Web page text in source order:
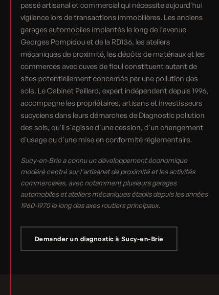
passé artisanal et commercial qui nécessite aujourd'hui
vigilance lors de transactions immobilières. Les anciens
garages automobiles implantés le long de l'avenue
Georges Pompidou et de la RD136, les ateliers
mécaniques de proximité, les dépôts de matériaux et les
commerces avec cuves de fioul constituent autant de
sites potentiellement concernés par une pollution des
sols. Le Cabinet Paillard, expert indépendant depuis 1996,
accompagne les propriétaires, artisans et investisseurs
sucyciens dans leurs démarches de Diagnostic pollution
des sols, qu'il s'agisse d'une cession, d'un changement
d'usage ou d'une mise en conformité réglementaire.
Sucy-en-Brie a connu un développement économique
modéré centré sur l'artisanat de proximité et les activités
commerciales, avec notamment plusieurs garages
automobiles et ateliers mécaniques établis depuis les années
1960-1970 le long des axes routiers principaux.
Demander un diagnostic à Sucy-en-Brie